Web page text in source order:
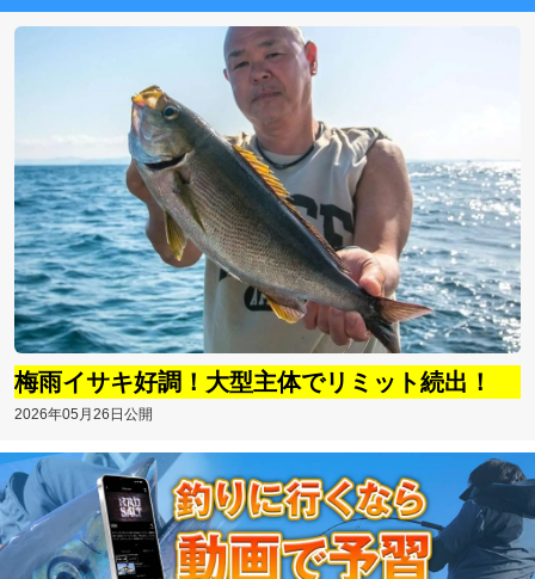
梅雨イサキ好調！大型主体でリミット続出！
2026年05月26日公開